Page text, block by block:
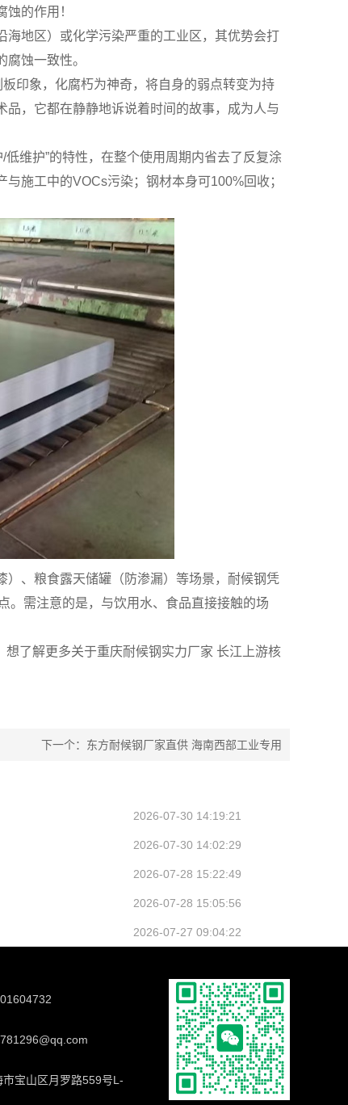
的作用！
地区）或化学污染严重的工业区，其优势会打
蚀一致性。
印象，化腐朽为神奇，将自身的弱点转变为持
，它都在静静地诉说着时间的故事，成为人与
维护”的特性，在整个使用周期内省去了反复涂
施工中的VOCs污染；钢材本身可100%回收；
、粮食露天储罐（防渗漏）等场景，耐候钢凭
。需注意的是，与饮用水、食品直接接触的场
想了解更多关于重庆耐候钢实力厂家 长江上游核
下一个：东方耐候钢厂家直供 海南西部工业专用
2026-07-30 14:19:21
2026-07-30 14:02:29
2026-07-28 15:22:49
2026-07-28 15:05:56
2026-07-27 09:04:22
市宝山区月罗路559号L-